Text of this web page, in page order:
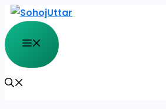
Skip
to
content Menu